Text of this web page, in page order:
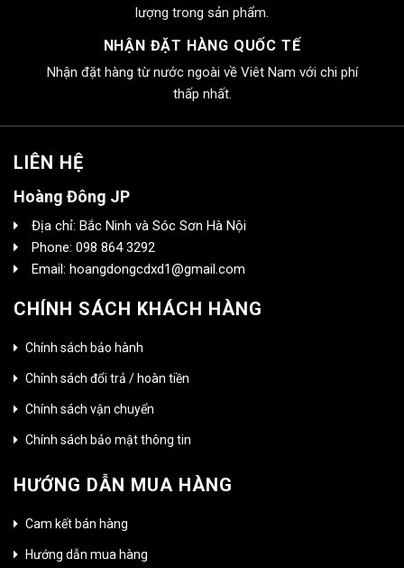
lượng trong sản phẩm.
NHẬN ĐẶT HÀNG QUỐC TẾ
Nhận đặt hàng từ nước ngoài về Viêt Nam với chi phí
thấp nhất.
LIÊN HỆ
Hoàng Đông JP
Địa chỉ: Bắc Ninh và Sóc Sơn Hà Nội
Phone: 098 864 3292
Email: hoangdongcdxd1@gmail.com
CHÍNH SÁCH KHÁCH HÀNG
Chính sách bảo hành
Chính sách đổi trả / hoàn tiền
Chính sách vận chuyển
Chính sách bảo mật thông tin
HƯỚNG DẪN MUA HÀNG
Cam kết bán hàng
Hướng dẫn mua hàng